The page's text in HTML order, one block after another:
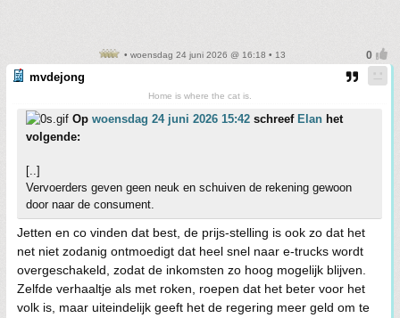
• woensdag 24 juni 2026 @ 16:18 • 13
mvdejong
Home is where the cat is.
Op woensdag 24 juni 2026 15:42 schreef Elan het
volgende:
[..]
Vervoerders geven geen neuk en schuiven de rekening gewoon
door naar de consument.
Jetten en co vinden dat best, de prijs-stelling is ook zo dat het
net niet zodanig ontmoedigt dat heel snel naar e-trucks wordt
overgeschakeld, zodat de inkomsten zo hoog mogelijk blijven.
Zelfde verhaaltje als met roken, roepen dat het beter voor het
volk is, maar uiteindelijk geeft het de regering meer geld om te